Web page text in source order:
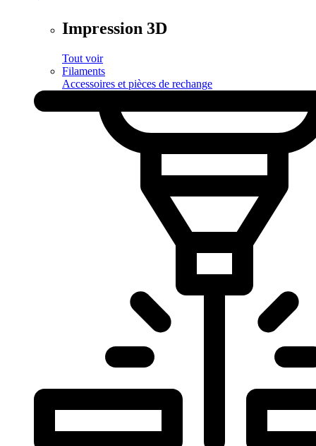
Impression 3D
Tout voir
Filaments
Accessoires et pièces de rechange